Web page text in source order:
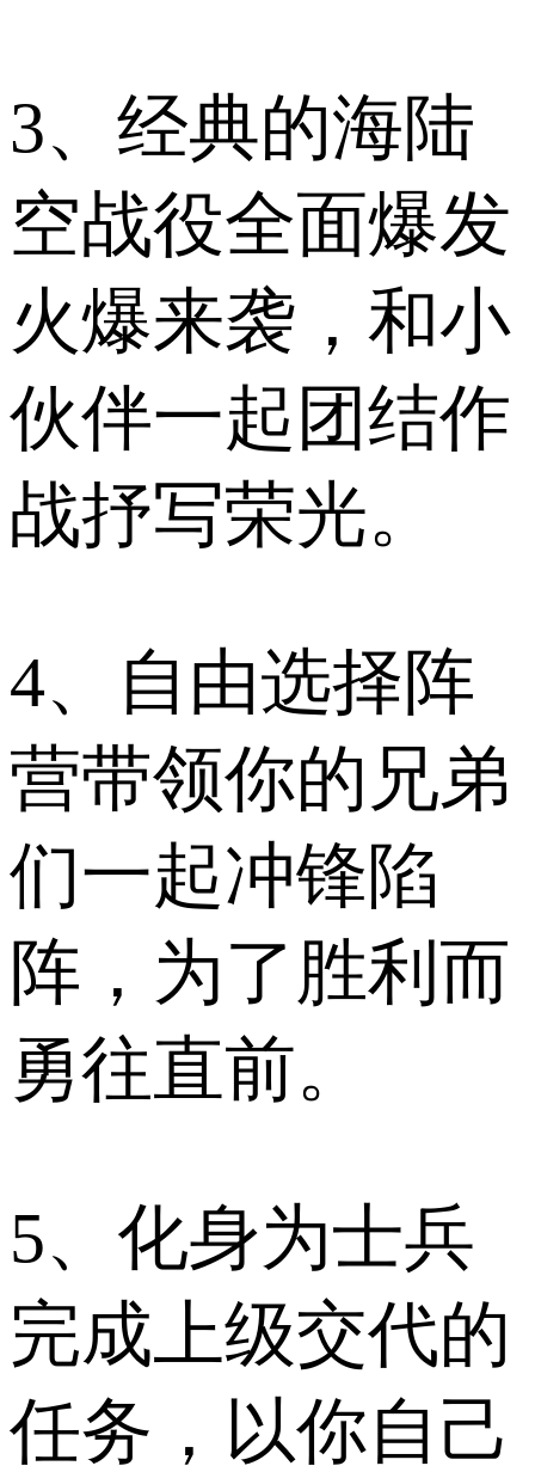
3、经典的海陆
空战役全面爆发
火爆来袭，和小
伙伴一起团结作
战抒写荣光。
4、自由选择阵
营带领你的兄弟
们一起冲锋陷
阵，为了胜利而
勇往直前。
5、化身为士兵
完成上级交代的
任务，以你自己